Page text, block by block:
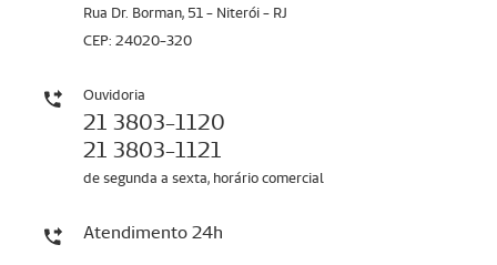
Rua Dr. Borman, 51 - Niterói - RJ
CEP: 24020-320
Ouvidoria
21 3803-1120
21 3803-1121
de segunda a sexta, horário comercial
Atendimento 24h